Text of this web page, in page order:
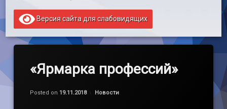
Версия сайта для слабовидящих
«Ярмарка профессий»
Posted on 19.11.2018
Обновлено на
by
Категории:
Новости